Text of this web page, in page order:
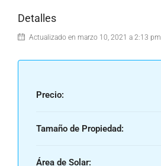
Detalles
Actualizado en marzo 10, 2021 a 2:13 pm
Precio:
Tamaño de Propiedad:
Área de Solar: